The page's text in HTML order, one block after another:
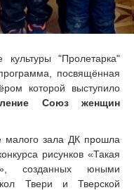
"Пролетарка"
посвящённая
которой выступило
Союз женщин
малого зала ДК прошла
рисунков «Такая
созданных юными
Твери и Тверской